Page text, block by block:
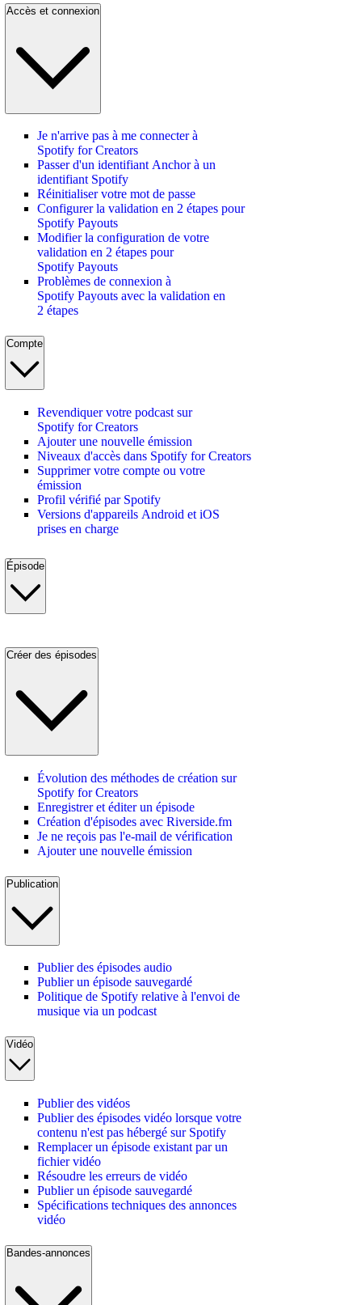
Accès et connexion
Je n'arrive pas à me connecter à
Spotify for Creators
Passer d'un identifiant Anchor à un
identifiant Spotify
Réinitialiser votre mot de passe
Configurer la validation en 2 étapes pour
Spotify Payouts
Modifier la configuration de votre
validation en 2 étapes pour
Spotify Payouts
Problèmes de connexion à
Spotify Payouts avec la validation en
2 étapes
Compte
Revendiquer votre podcast sur
Spotify for Creators
Ajouter une nouvelle émission
Niveaux d'accès dans Spotify for Creators
Supprimer votre compte ou votre
émission
Profil vérifié par Spotify
Versions d'appareils Android et iOS
prises en charge
Épisode
Créer des épisodes
Évolution des méthodes de création sur
Spotify for Creators
Enregistrer et éditer un épisode
Création d'épisodes avec Riverside.fm
Je ne reçois pas l'e-mail de vérification
Ajouter une nouvelle émission
Publication
Publier des épisodes audio
Publier un épisode sauvegardé
Politique de Spotify relative à l'envoi de
musique via un podcast
Vidéo
Publier des vidéos
Publier des épisodes vidéo lorsque votre
contenu n'est pas hébergé sur Spotify
Remplacer un épisode existant par un
fichier vidéo
Résoudre les erreurs de vidéo
Publier un épisode sauvegardé
Spécifications techniques des annonces
vidéo
Bandes-annonces